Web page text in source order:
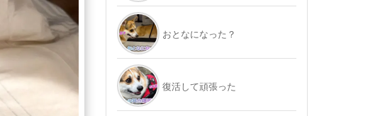
おとなになった？
復活して頑張った